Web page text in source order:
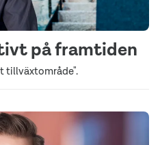
på framtiden
tillväxtområde".